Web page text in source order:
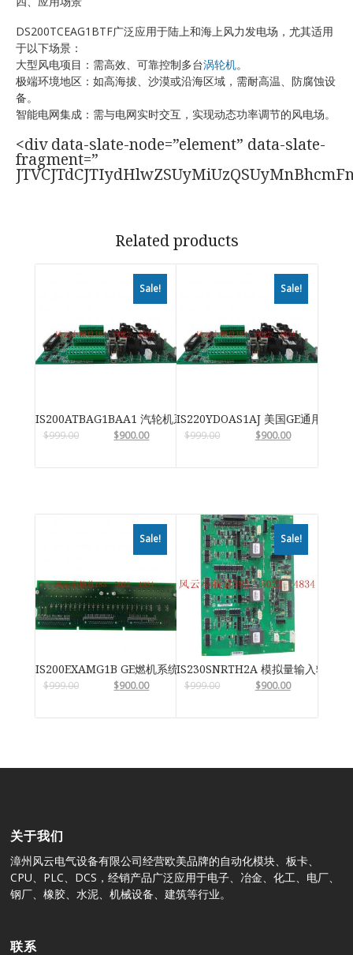
DS200TCEAG1BTF广泛应用于陆上和海上风力发电场，尤其适用
于以下场景：
大型风电项目：需高效、可靠控制多台涡轮机。
极端环境地区：如高海拔、沙漠或沿海区域，需耐高温、防腐蚀设
备。
智能电网集成：需与电网实时交互，实现动态功率调节的风电场。
<div data-slate-node=”element” data-slate-
fragment=”
Related products
Sale!
IS200ATBAG1BAA1 汽轮机系统卡件
$999.00 $900.00
Sale!
IS220YDOAS1AJ 美国GE通用电气
$999.00 $900.00
Sale!
IS200EXAMG1B GE燃机系统
$999.00 $900.00
Sale!
IS230SNRTH2A 模拟量输入输出模
$999.00 $900.00
关于我们
漳州风云电气设备有限公司经营欧美品牌的自动化模块、板卡、
CPU、PLC、DCS，经销产品广泛应用于电子、冶金、化工、电厂、
钢厂、橡胶、水泥、机械设备、建筑等行业。
联系